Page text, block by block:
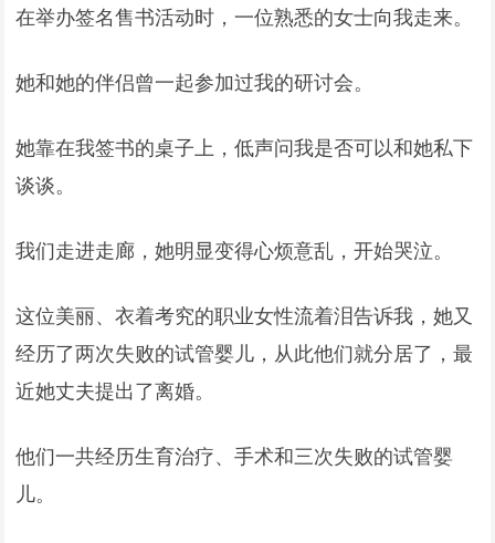
在举办签名售书活动时，一位熟悉的女士向我走来。
她和她的伴侣曾一起参加过我的研讨会。
她靠在我签书的桌子上，低声问我是否可以和她私下
谈谈。
我们走进走廊，她明显变得心烦意乱，开始哭泣。
这位美丽、衣着考究的职业女性流着泪告诉我，她又
经历了两次失败的试管婴儿，从此他们就分居了，最
近她丈夫提出了离婚。
他们一共经历生育治疗、手术和三次失败的试管婴
儿。